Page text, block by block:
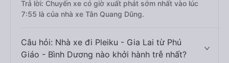
Trả lời: Chuyến xe có giờ xuất phát sớm nhất vào lúc
7:55 là của nhà xe Tân Quang Dũng.
Câu hỏi: Nhà xe đi Pleiku - Gia Lai từ Phú
Giáo - Bình Dương nào khởi hành trễ nhất?